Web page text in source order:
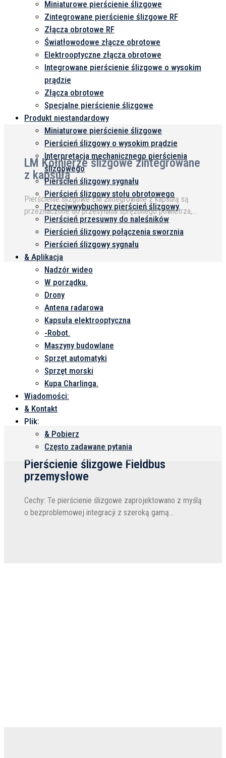
Miniaturowe pierścienie ślizgowe
Zintegrowane pierścienie ślizgowe RF
Złącza obrotowe RF
Światłowodowe złącze obrotowe
Elektrooptyczne złącza obrotowe
Integrowane pierścienie ślizgowe o wysokim
prądzie
Złącza obrotowe
Specjalne pierścienie ślizgowe
Produkt niestandardowy
Miniaturowe pierścienie ślizgowe
Pierścień ślizgowy o wysokim prądzie
Interpretacja mechanicznego pierścienia
ślizgowego
Pierścień ślizgowy sygnału
Pierścień ślizgowy stołu obrotowego
Przeciwwybuchowy pierścień ślizgowy
Pierścień przesuwny do naleśników
Pierścień ślizgowy połączenia sworznia
Pierścień ślizgowy sygnału
& Aplikacja
Nadzór wideo
W porządku.
Drony
Antena radarowa
Kapsuła elektrooptyczna
-Robot.
Maszyny budowlane
Sprzęt automatyki
Sprzęt morski
Kupa Charlinga.
Wiadomości:
& Kontakt
Plik:
& Pobierz
Często zadawane pytania
LM Kołnierze ślizgowe zintegrowane
z kapsułą
Pierścienie ślizgowe LM zintegrowane z kapsułą są
przeznaczone do przesyłania sprężonego powietrza,
próżni oraz różnych gazów obojętnych, jednocześnie
przenosząc zasilanie elektryczne i obwody sygnałowe
podczas ciągłego obrotu o 360°...
Pierścienie ślizgowe Fieldbus
przemysłowe
Cechy: Te pierścienie ślizgowe zaprojektowano z myślą
o bezproblemowej integracji z szeroką gamą